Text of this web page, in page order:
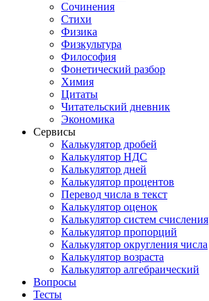
Сочинения
Стихи
Физика
Физкультура
Философия
Фонетический разбор
Химия
Цитаты
Читательский дневник
Экономика
Сервисы
Калькулятор дробей
Калькулятор НДС
Калькулятор дней
Калькулятор процентов
Перевод числа в текст
Калькулятор оценок
Калькулятор систем счисления
Калькулятор пропорций
Калькулятор округления числа
Калькулятор возраста
Калькулятор алгебраический
Вопросы
Тесты